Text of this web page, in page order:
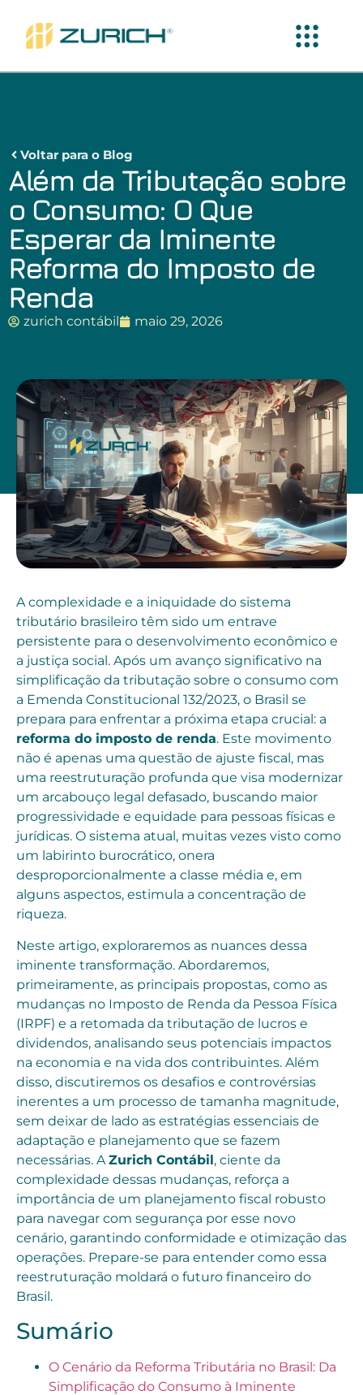
Voltar para o Blog
Além da Tributação sobre
o Consumo: O Que
Esperar da Iminente
Reforma do Imposto de
Renda
zurich contábil maio 29, 2026
A complexidade e a iniquidade do sistema
tributário brasileiro têm sido um entrave
persistente para o desenvolvimento econômico e
a justiça social. Após um avanço significativo na
simplificação da tributação sobre o consumo com
a Emenda Constitucional 132/2023, o Brasil se
prepara para enfrentar a próxima etapa crucial: a
reforma do imposto de renda. Este movimento
não é apenas uma questão de ajuste fiscal, mas
uma reestruturação profunda que visa modernizar
um arcabouço legal defasado, buscando maior
progressividade e equidade para pessoas físicas e
jurídicas. O sistema atual, muitas vezes visto como
um labirinto burocrático, onera
desproporcionalmente a classe média e, em
alguns aspectos, estimula a concentração de
riqueza.
Neste artigo, exploraremos as nuances dessa
iminente transformação. Abordaremos,
primeiramente, as principais propostas, como as
mudanças no Imposto de Renda da Pessoa Física
(IRPF) e a retomada da tributação de lucros e
dividendos, analisando seus potenciais impactos
na economia e na vida dos contribuintes. Além
disso, discutiremos os desafios e controvérsias
inerentes a um processo de tamanha magnitude,
sem deixar de lado as estratégias essenciais de
adaptação e planejamento que se fazem
necessárias. A Zurich Contábil, ciente da
complexidade dessas mudanças, reforça a
importância de um planejamento fiscal robusto
para navegar com segurança por esse novo
cenário, garantindo conformidade e otimização das
operações. Prepare-se para entender como essa
reestruturação moldará o futuro financeiro do
Brasil.
Sumário
O Cenário da Reforma Tributária no Brasil: Da
Simplificação do Consumo à Iminente